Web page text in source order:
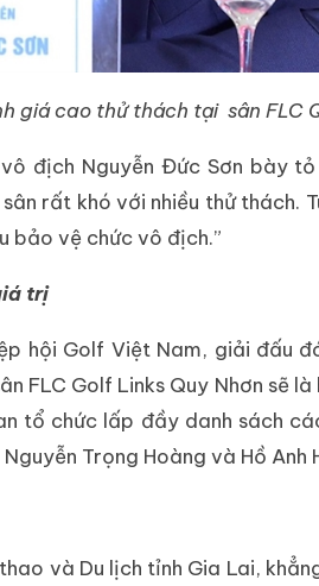
giá cao thử thách tại sân FLC
địch Nguyễn Đức Sơn bày tỏ
rất khó với nhiều thử thách.
bảo vệ chức vô địch.”
trị
hội Golf Việt Nam, giải đấu
FLC Golf Links Quy Nhơn sẽ
tổ chức lấp đầy danh sách
Trọng Hoàng và Hồ Anh
và Du lịch tỉnh Gia Lai,